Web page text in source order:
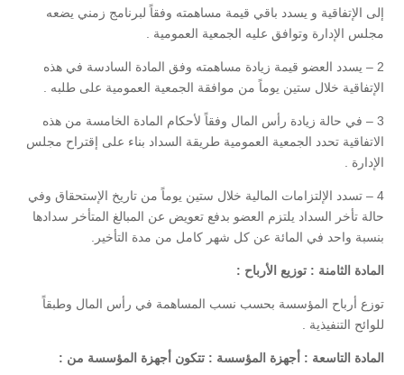
إلى الإتفاقية و يسدد باقي قيمة مساهمته وفقاً لبرنامج زمني يضعه
مجلس الإدارة وتوافق عليه الجمعية العمومية .
2 – يسدد العضو قيمة زيادة مساهمته وفق المادة السادسة في هذه
الإتفاقية خلال ستين يوماً من موافقة الجمعية العمومية على طلبه .
3 – في حالة زيادة رأس المال وفقاً لأحكام المادة الخامسة من هذه
الاتفاقية تحدد الجمعية العمومية طريقة السداد بناء على إقتراح مجلس
الإدارة .
4 – تسدد الإلتزامات المالية خلال ستين يوماً من تاريخ الإستحقاق وفي
حالة تأخر السداد يلتزم العضو بدفع تعويض عن المبالغ المتأخر سدادها
بنسبة واحد في المائة عن كل شهر كامل من مدة التأخير.
المادة الثامنة : توزيع الأرباح :
توزع أرباح المؤسسة بحسب نسب المساهمة في رأس المال وطبقاً
للوائح التنفيذية .
المادة التاسعة : أجهزة المؤسسة : تتكون أجهزة المؤسسة من :